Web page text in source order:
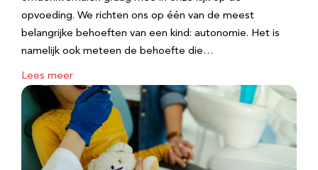
opvoeding. We richten ons op één van de meest
belangrijke behoeften van een kind: autonomie. Het is
namelijk ook meteen de behoefte die…
Lees meer